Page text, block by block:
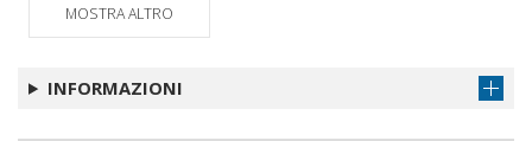
MOSTRA ALTRO
INFORMAZIONI